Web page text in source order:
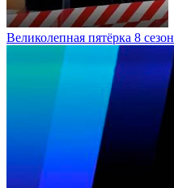
Великолепная пятёрка 8 сезон